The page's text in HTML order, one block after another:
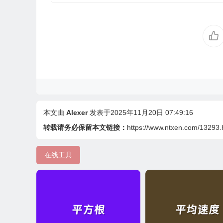
本文由 Alexer 发表于2025年11月20日 07:49:16
转载请务必保留本文链接： https://www.ntxen.com/
在线工具